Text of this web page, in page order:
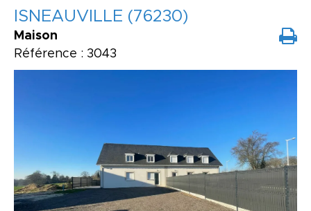
ISNEAUVILLE (76230)
Maison
Référence : 3043